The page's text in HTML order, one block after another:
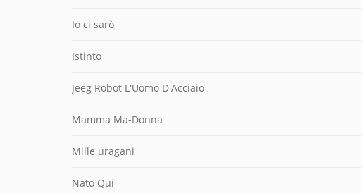
Io ci sarò
Istinto
Jeeg Robot L'Uomo D'Acciaio
Mamma Ma-Donna
Mille uragani
Nato Qui